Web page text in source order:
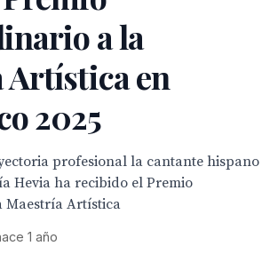
a la
Artística en
2025
profesional la cantante hispano
Hevia ha recibido el Premio
Artística
1 año